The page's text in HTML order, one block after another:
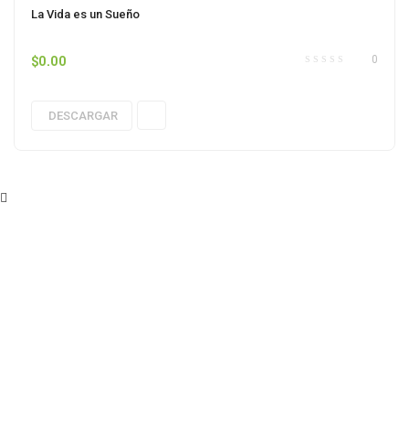
La Vida es un Sueño
0
$0.00
DESCARGAR